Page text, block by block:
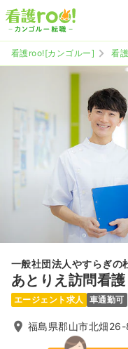
看護roo![カンゴルー] 看
一般社団法人やすらぎの
あとりえ訪問看
エージェント求人 車通勤可
福島県郡山市北畑26-